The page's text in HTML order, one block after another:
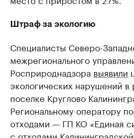
Штраф за экологию
Специалисты Северо-
межрегионального
Росприроднадзора выявили
экологических нарушений в
поселке Круглово
Региональному оператору
отходами — ГП КО «Единая